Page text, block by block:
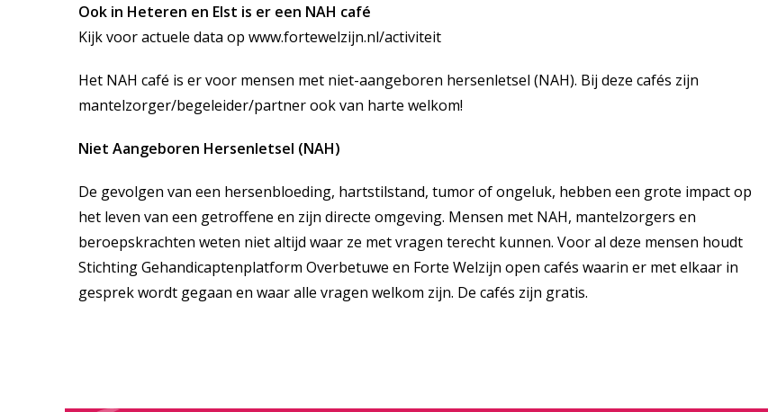
Ook in Heteren en Elst is er een NAH café
Kijk voor actuele data op www.fortewelzijn.nl/activiteit
Het NAH café is er voor mensen met niet-aangeboren hersenletsel (NAH). Bij deze cafés zijn
mantelzorger/begeleider/partner ook van harte welkom!
Niet Aangeboren Hersenletsel (NAH)
De gevolgen van een hersenbloeding, hartstilstand, tumor of ongeluk, hebben een grote impact op
het leven van een getroffene en zijn directe omgeving. Mensen met NAH, mantelzorgers en
beroepskrachten weten niet altijd waar ze met vragen terecht kunnen. Voor al deze mensen houdt
Stichting Gehandicaptenplatform Overbetuwe en Forte Welzijn open cafés waarin er met elkaar in
gesprek wordt gegaan en waar alle vragen welkom zijn. De cafés zijn gratis.